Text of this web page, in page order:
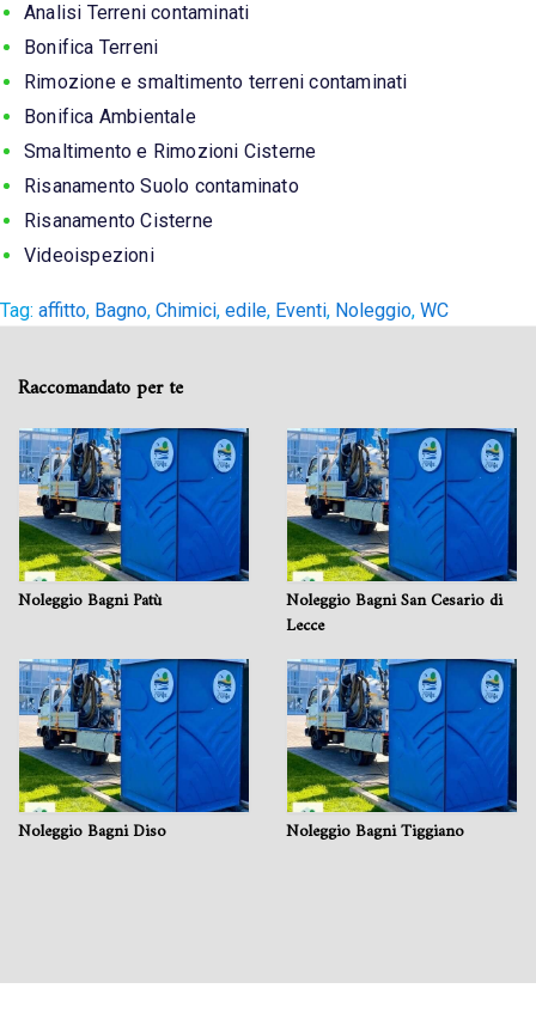
Analisi Terreni contaminati
Bonifica Terreni
Rimozione e smaltimento terreni contaminati
Bonifica Ambientale
Smaltimento e Rimozioni Cisterne
Risanamento Suolo contaminato
Risanamento Cisterne
Videoispezioni
Tag: affitto, Bagno, Chimici, edile, Eventi, Noleggio, WC
Raccomandato per te
Noleggio Bagni Patù
Noleggio Bagni San Cesario di
Lecce
Noleggio Bagni Diso Noleggio Bagni Tiggiano